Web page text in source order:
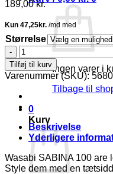
Ingen varer i
Tilbage til
0
Kurv
189,00kr.
Størrelse
Wasabi
Sabina
100
Bukser
M/Modal
Brun
SKL.
61
Vejl.
349,95
antal
Tilføj til kurv
Varenummer (SKU): 5680
Beskrivelse
Yderligere
Wasabi SABINA 100 are
Style dem med en